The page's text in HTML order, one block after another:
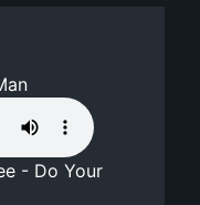
- Do Your